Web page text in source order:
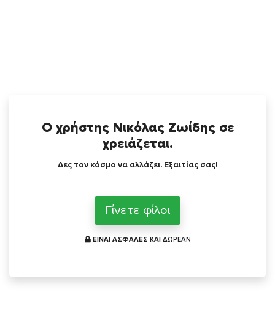
Ο χρήστης Νικόλας Ζωίδης σε
χρειάζεται.
Δες τον κόσμο να αλλάζει. Εξαιτίας σας!
Γίνετε φίλοι
ΕΙΝΑΙ ΑΣΦΑΛΕΣ ΚΑΙ ΔΩΡΕΑΝ